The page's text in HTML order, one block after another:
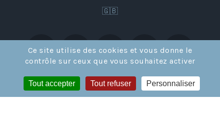
Ce site utilise des cookies et vous donne le
contrôle sur ceux que vous souhaitez activer
Tout accepter Tout refuser Personnaliser
🇬🇧